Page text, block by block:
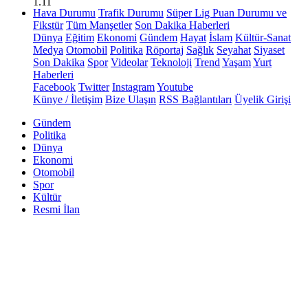
Hava Durumu Trafik Durumu Süper Lig Puan Durumu ve
Fikstür Tüm Manşetler Son Dakika Haberleri
Dünya Eğitim Ekonomi Gündem Hayat İslam Kültür-Sanat
Medya Otomobil Politika Röportaj Sağlık Seyahat Siyaset
Son Dakika Spor Videolar Teknoloji Trend YaşamYurt
Haberleri
Facebook Twitter InstagramYoutube
Künye / İletişim Bize Ulaşın RSS Bağlantıları Üyelik Girişi
Gündem
Politika
Dünya
Ekonomi
Otomobil
Spor
Kültür
Resmi İlan